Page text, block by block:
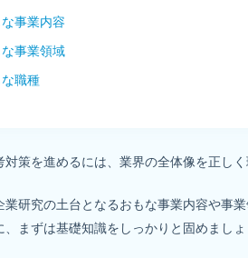
事業内容
事業領域
職種
対策を進めるには、業界の全体像を正しく
業研究の土台となるおもな事業内容や事
まずは基礎知識をしっかりと固めましょ